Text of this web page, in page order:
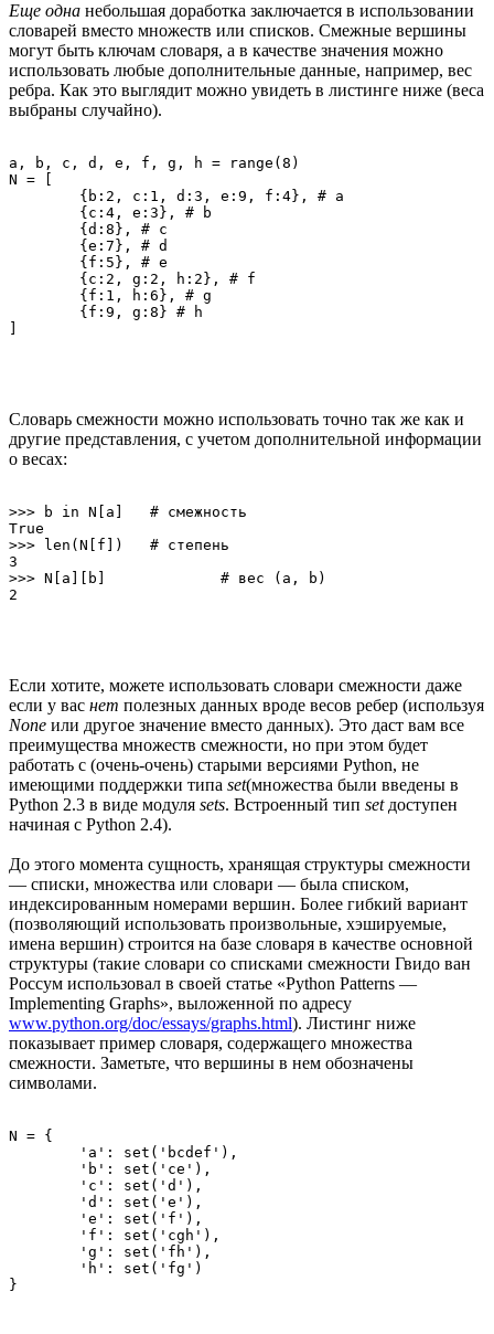
Еще одна небольшая доработка заключается в использовании
словарей вместо множеств или списков. Смежные вершины
могут быть ключам словаря, а в качестве значения можно
использовать любые дополнительные данные, например, вес
ребра. Как это выглядит можно увидеть в листинге ниже (веса
выбраны случайно).
a, b, c, d, e, f, g, h = range(8)
N = [
Словарь смежности можно использовать точно так же как и
другие представления, с учетом дополнительной информации
о весах:
>>> b in N[a]	# смежность
True
>>> len(N[f])	# степень
3
>>> N[a][b]		# вес (a, b)
Если хотите, можете использовать словари смежности даже
если у вас нет полезных данных вроде весов ребер (используя
None или другое значение вместо данных). Это даст вам все
преимущества множеств смежности, но при этом будет
работать с (очень-очень) старыми версиями Python, не
имеющими поддержки типа set(множества были введены в
Python 2.3 в виде модуля sets. Встроенный тип setдоступен
начиная с Python 2.4).
До этого момента сущность, хранящая структуры смежности
— списки, множества или словари — была списком,
индексированным номерами вершин. Более гибкий вариант
(позволяющий использовать произвольные, хэшируемые,
имена вершин) строится на базе словаря в качестве основной
структуры (такие словари со списками смежности Гвидо ван
Россум использовал в своей статье «Python Patterns —
Implementing Graphs», выложенной по адресу
www.python.org/doc/essays/graphs.html). Листинг ниже
показывает пример словаря, содержащего множества
смежности. Заметьте, что вершины в нем обозначены
символами.
N = {